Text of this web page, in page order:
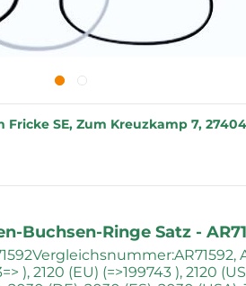
Fricke SE, Zum Kreuzkamp 7,
Buchsen-Ringe Satz -
), 2120 (EU) (=>199743 ), 2120